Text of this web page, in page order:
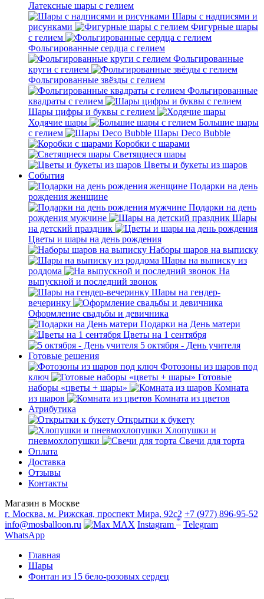
Латексные шары с гелием
Шары с надписями и
рисунками
Фигурные шары
с гелием
Фольгированные сердца с гелием
Фольгированные
круги с гелием
Фольгированные звёзды с гелием
Фольгированные
квадраты с гелием
Шары цифры и буквы с гелием
Ходячие шары
Большие шары
с гелием
Шары Deco Bubble
Коробки с шарами
Светящиеся шары
Цветы и букеты из шаров
События
Подарки на день
рождения женщине
Подарки на день
рождения мужчине
Шары
на детский праздник
Цветы и шары на день рождения
Наборы шаров на выписку
Шары на выписку из
роддома
На
выпускной и последний звонок
Шары на гендер-
вечеринку
Оформление свадьбы и девичника
Подарки на День матери
Цветы на 1 сентября
5 октября - День учителя
Готовые решения
Фотозоны из шаров под
ключ
Готовые
наборы «цветы + шары»
Комната
из шаров
Комната из цветов
Атрибутика
Открытки к букету
Хлопушки и
пневмохлопушки
Свечи для торта
Оплата
Доставка
Отзывы
Контакты
Магазин в Москве
г. Москва, м. Рижская, проспект Мира, 92с2 +7 (977) 896-95-52
info@mosballoon.ru
MAX Instagram * Telegram
WhatsApp
Главная
Шары
Фонтан из 15 бело-розовых сердец